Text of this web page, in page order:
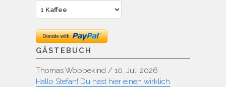
GÄSTEBUCH
Thomas Wöbbekind / 10. Juli 2026
Hallo Stefan! Du hast hier einen wirklich